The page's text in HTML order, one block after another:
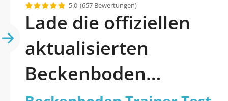
5.0 (657 Bewertungen)
Lade die offiziellen
aktualisierten
Beckenboden